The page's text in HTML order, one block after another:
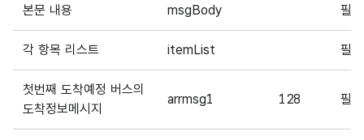
본문 내용 msgBody 필
각 항목 리스트 itemList 필
첫번째 도착예정 버스의
도착정보메시지
arrmsg1 128 필